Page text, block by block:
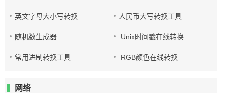
英文字母大小写转换 人民币大写转换工具
随机数生成器 Unix时间戳在线转换
常用进制转换工具 RGB颜色在线转换
网络